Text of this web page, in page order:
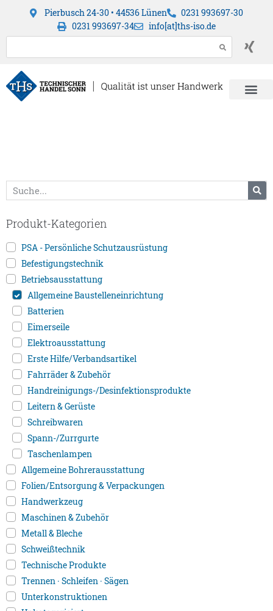
Pierbusch 24-30 • 44536 Lünen
0231 993697-30
0231 993697-34
info[at]ths-iso.de
Produkt-Kategorien
PSA - Persönliche Schutzausrüstung
Befestigungstechnik
Betriebsausstattung
Allgemeine Baustelleneinrichtung
Batterien
Eimerseile
Elektroausstattung
Erste Hilfe/Verbandsartikel
Fahrräder & Zubehör
Handreinigungs-/Desinfektionsprodukte
Leitern & Gerüste
Schreibwaren
Spann-/Zurrgurte
Taschenlampen
Allgemeine Bohrerausstattung
Folien/Entsorgung & Verpackungen
Handwerkzeug
Maschinen & Zubehör
Metall & Bleche
Schweißtechnik
Technische Produkte
Trennen · Schleifen · Sägen
Unterkonstruktionen